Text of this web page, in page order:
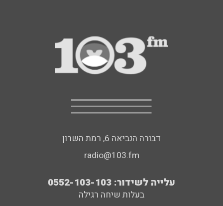
דבורה הנביאה 6, רמת השרון
radio@103.fm
עלייה לשידור: 0552-103-103
בעלות שיחה רגילה